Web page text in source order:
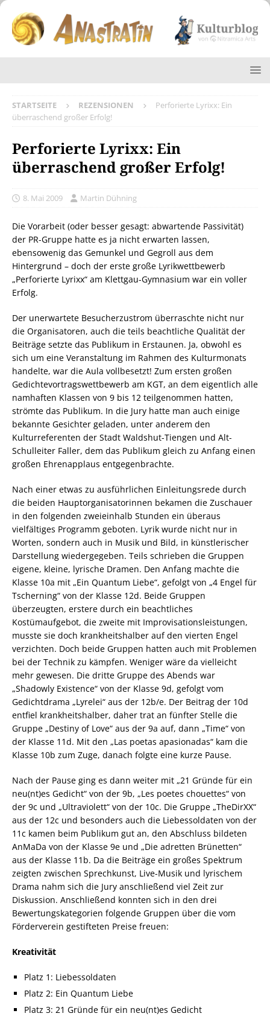
STARTSEITE REZENSIONEN
Perforierte Lyrixx: Ein
überraschend großer Erfolg!
Perforierte Lyrixx: Ein
überraschend großer Erfolg!
8. Mai 2009 Martin Dühning
Die Vorarbeit (oder besser gesagt: abwartende Passivität)
der PR-Gruppe hatte es ja nicht erwarten lassen,
ebensowenig das Gemunkel und Gegroll aus dem
Hintergrund – doch der erste große Lyrikwettbewerb
„Perforierte Lyrixx“ am Klettgau-Gymnasium war ein voller
Erfolg.
Der unerwartete Besucherzustrom überraschte nicht nur
die Organisatoren, auch die teils beachtliche Qualität der
Beiträge setzte das Publikum in Erstaunen. Ja, obwohl es
sich um eine Veranstaltung im Rahmen des Kulturmonats
handelte, war die Aula vollbesetzt! Zum ersten großen
Gedichtevortragswettbewerb am KGT, an dem eigentlich alle
namhaften Klassen von 9 bis 12 teilgenommen hatten,
strömte das Publikum. In die Jury hatte man auch einige
bekannte Gesichter geladen, unter anderem den
Kulturreferenten der Stadt Waldshut-Tiengen und Alt-
Schulleiter Faller, dem das Publikum gleich zu Anfang einen
großen Ehrenapplaus entgegenbrachte.
Nach einer etwas zu ausführlichen Einleitungsrede durch
die beiden Hauptorganisatorinnen bekamen die Zuschauer
in den folgenden zweieinhalb Stunden ein überaus
vielfältiges Programm geboten. Lyrik wurde nicht nur in
Worten, sondern auch in Musik und Bild, in künstlerischer
Darstellung wiedergegeben. Teils schrieben die Gruppen
eigene, kleine, lyrische Dramen. Den Anfang machte die
Klasse 10a mit „Ein Quantum Liebe“, gefolgt von „4 Engel für
Tscherning“ von der Klasse 12d. Beide Gruppen
überzeugten, erstere durch ein beachtliches
Kostümaufgebot, die zweite mit Improvisationsleistungen,
musste sie doch krankheitshalber auf den vierten Engel
verzichten. Doch beide Gruppen hatten auch mit Problemen
bei der Technik zu kämpfen. Weniger wäre da vielleicht
mehr gewesen. Die dritte Gruppe des Abends war
„Shadowly Existence“ von der Klasse 9d, gefolgt vom
Gedichtdrama „Lyrelei“ aus der 12b/e. Der Beitrag der 10d
entfiel krankheitshalber, daher trat an fünfter Stelle die
Gruppe „Destiny of Love“ aus der 9a auf, dann „Time“ von
der Klasse 11d. Mit den „Las poetas apasionadas“ kam die
Klasse 10b zum Zuge, danach folgte eine kurze Pause.
Nach der Pause ging es dann weiter mit „21 Gründe für ein
neu(nt)es Gedicht“ von der 9b, „Les poetes chouettes“ von
der 9c und „Ultraviolett“ von der 10c. Die Gruppe „TheDirXX“
aus der 12c und besonders auch die Liebessoldaten von der
11c kamen beim Publikum gut an, den Abschluss bildeten
AnMaDa von der Klasse 9e und „Die adretten Brünetten“
aus der Klasse 11b. Da die Beiträge ein großes Spektrum
zeigten zwischen Sprechkunst, Live-Musik und lyrischem
Drama nahm sich die Jury anschließend viel Zeit zur
Diskussion. Anschließend konnten sich in den drei
Bewertungskategorien folgende Gruppen über die vom
Förderverein gestifteten Preise freuen:
Kreativität
Platz 1: Liebessoldaten
Platz 2: Ein Quantum Liebe
Platz 3: 21 Gründe für ein neu(nt)es Gedicht